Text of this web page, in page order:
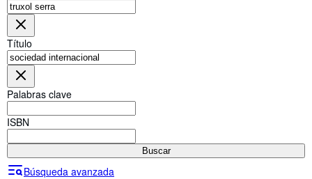
Búsqueda avanzada
Colecciones
Libros antiguos
Arte y coleccionismo
Ayuda
Título
Palabras clave
ISBN
Buscar
Búsqueda avanzada